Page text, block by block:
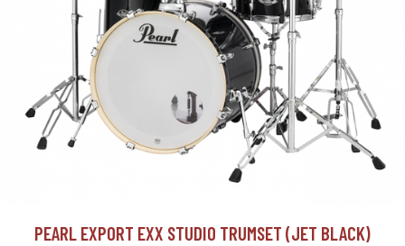
PEARL EXPORT EXX STUDIO TRUMSET (JET BLACK)